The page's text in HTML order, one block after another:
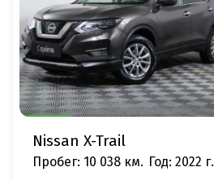
Nissan X-Trail
Пробег: 10 038 км. Год: 2022 г.